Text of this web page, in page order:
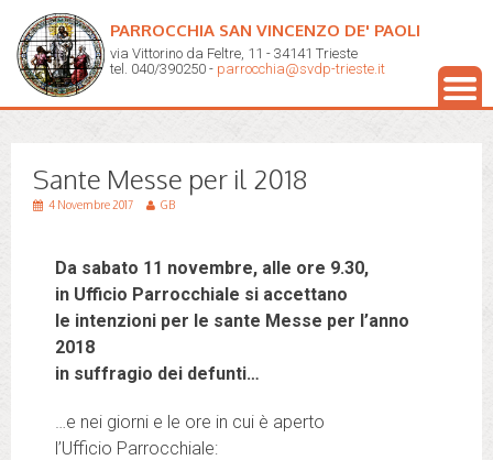
PARROCCHIA SAN VINCENZO DE' PAOLI
via Vittorino da Feltre, 11 - 34141 Trieste
tel. 040/390250 - parrocchia@svdp-trieste.it
Sante Messe per il 2018
4 Novembre 2017 GB
Da sabato 11 novembre, alle ore 9.30,
in Ufficio Parrocchiale si accettano
le intenzioni per le sante Messe per l’anno
2018
in suffragio dei defunti…
…e nei giorni e le ore in cui è aperto
l’Ufficio Parrocchiale: